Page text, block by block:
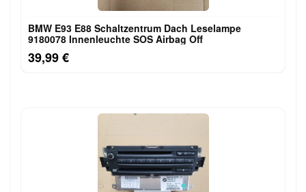
BMW E93 E88 Schaltzentrum Dach Leselampe
9180078 Innenleuchte SOS Airbag Off
39,99 €